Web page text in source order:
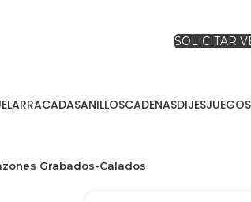
SOLICITAR
ARRACADASANILLOSCADENASDIJES
Grabados-Calados